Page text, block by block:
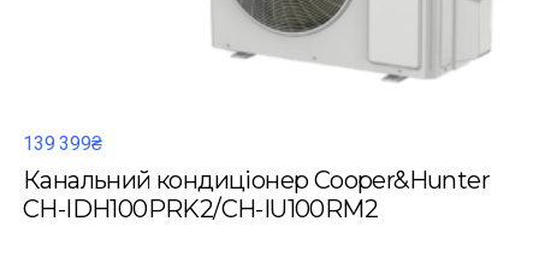
139 399₴
Канальний кондиціонер Cooper&Hunter
CH-IDH100PRK2/CH-IU100RM2